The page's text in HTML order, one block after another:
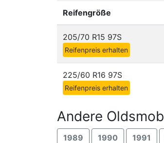
Reifengröße
205/70 R15 97S
Reifenpreis erhalten
225/60 R16 97S
Reifenpreis erhalten
Andere
1989 1990 1991